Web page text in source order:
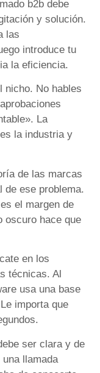
b2b debe
y solución.
las
introduce tu
la eficiencia.
nicho. No hables
La
la industria y
de las marcas
de ese problema.
el margen de
oscuro hace que
en los
técnicas. Al
usa una base
importa que
ser clara y de
llamada